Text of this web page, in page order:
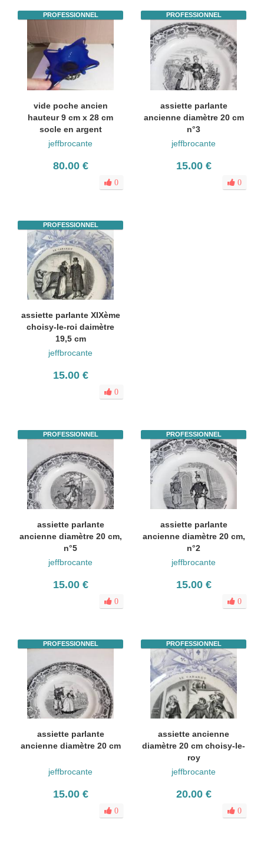
PROFESSIONNEL
vide poche ancien
hauteur 9 cm x 28 cm
socle en argent
jeffbrocante
80.00 €
0
PROFESSIONNEL
assiette parlante
ancienne diamètre 20 cm
n°3
jeffbrocante
15.00 €
0
PROFESSIONNEL
assiette parlante XIXème
choisy-le-roi daimètre
19,5 cm
jeffbrocante
15.00 €
0
PROFESSIONNEL
assiette parlante
ancienne diamètre 20 cm,
n°5
jeffbrocante
15.00 €
0
PROFESSIONNEL
assiette parlante
ancienne diamètre 20 cm,
n°2
jeffbrocante
15.00 €
0
PROFESSIONNEL
assiette parlante
ancienne diamètre 20 cm
jeffbrocante
15.00 €
0
PROFESSIONNEL
assiette ancienne
diamètre 20 cm choisy-le-
roy
jeffbrocante
20.00 €
0